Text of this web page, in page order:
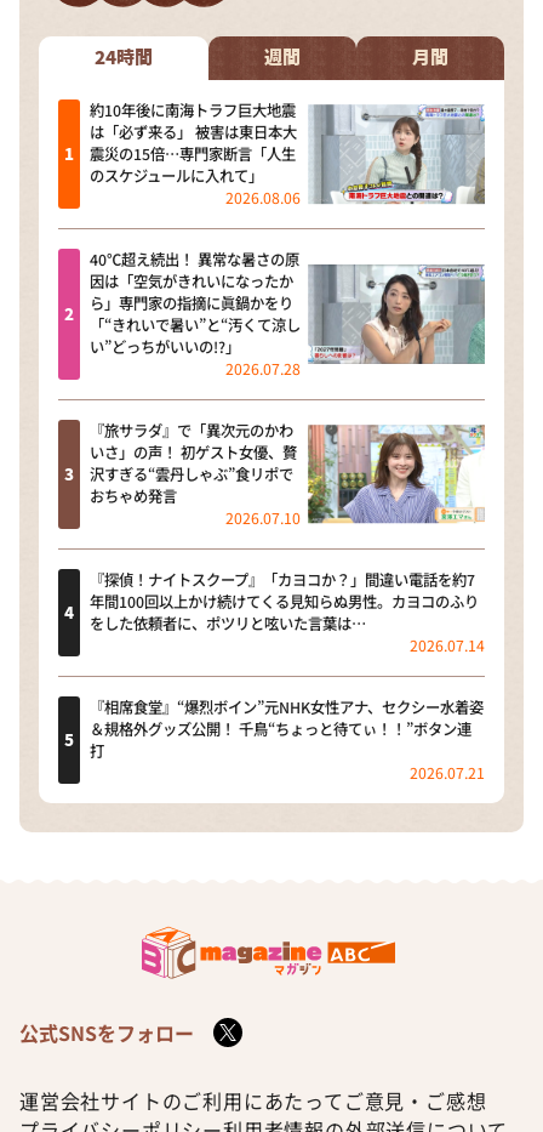
24時間 週間 月間
約10年後に南海トラフ巨大地震
は「必ず来る」 被害は東日本大
震災の15倍…専門家断言「人生
のスケジュールに入れて」
2026.08.06
40℃超え続出！ 異常な暑さの原
因は「空気がきれいになったか
ら」専門家の指摘に眞鍋かをり
「“きれいで暑い”と“汚くて涼し
い”どっちがいいの!?」
2026.07.28
『旅サラダ』で「異次元のかわ
いさ」の声！ 初ゲスト女優、贅
沢すぎる“雲丹しゃぶ”食リポで
おちゃめ発言
2026.07.10
『探偵！ナイトスクープ』「カヨコか？」間違い電話を約7
年間100回以上かけ続けてくる見知らぬ男性。カヨコのふり
をした依頼者に、ポツリと呟いた言葉は…
2026.07.14
『相席食堂』“爆烈ボイン”元NHK女性アナ、セクシー水着姿
＆規格外グッズ公開！ 千鳥“ちょっと待てぃ！！”ボタン連
打
2026.07.21
公式SNSをフォロー
運営会社サイトのご利用にあたって ご意見・ご感想